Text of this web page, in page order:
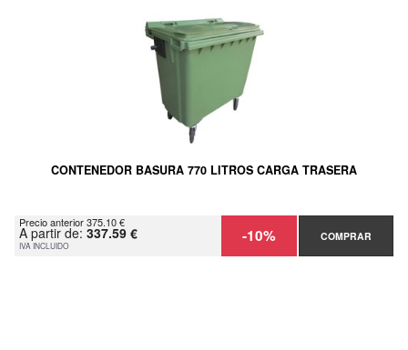
CONTENEDOR BASURA 770 LITROS CARGA TRASERA
Precio anterior 375.10 €
A partir de: 337.59 €
IVA INCLUIDO -10% COMPRAR